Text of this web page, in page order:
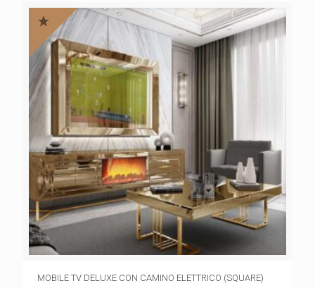
MOBILE TV DELUXE CON CAMINO ELETTRICO (SQUARE)